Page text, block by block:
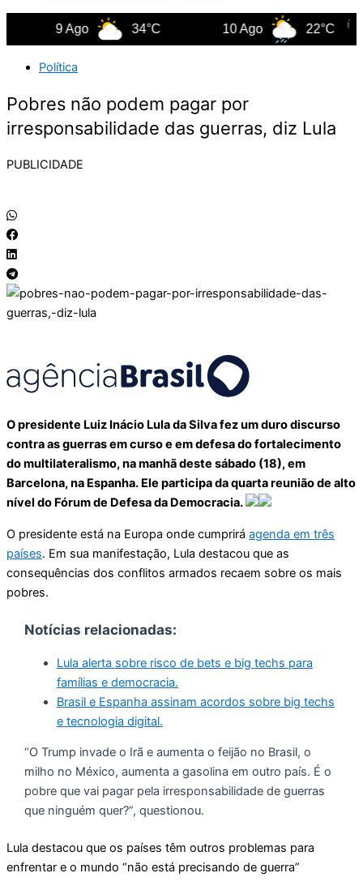
9 Ago 34°C 10 Ago 22°C
Política
Pobres não podem pagar por
irresponsabilidade das guerras, diz Lula
PUBLICIDADE
O presidente Luiz Inácio Lula da Silva fez um duro discurso
contra as guerras em curso e em defesa do fortalecimento
do multilateralismo, na manhã deste sábado (18), em
Barcelona, na Espanha. Ele participa da quarta reunião de alto
nível do Fórum de Defesa da Democracia.
O presidente está na Europa onde cumprirá agenda em três
países. Em sua manifestação, Lula destacou que as
consequências dos conflitos armados recaem sobre os mais
pobres.
Notícias relacionadas:
Lula alerta sobre risco de bets e big techs para
famílias e democracia.
Brasil e Espanha assinam acordos sobre big techs
e tecnologia digital.
“O Trump invade o Irã e aumenta o feijão no Brasil, o
milho no México, aumenta a gasolina em outro país. É o
pobre que vai pagar pela irresponsabilidade de guerras
que ninguém quer?”, questionou.
Lula destacou que os países têm outros problemas para
enfrentar e o mundo “não está precisando de guerra”